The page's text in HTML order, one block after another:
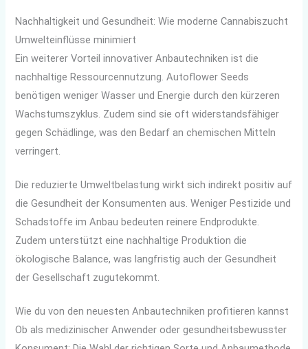
Nachhaltigkeit und Gesundheit: Wie moderne Cannabiszucht
Umwelteinflüsse minimiert
Ein weiterer Vorteil innovativer Anbautechniken ist die
nachhaltige Ressourcennutzung. Autoflower Seeds
benötigen weniger Wasser und Energie durch den kürzeren
Wachstumszyklus. Zudem sind sie oft widerstandsfähiger
gegen Schädlinge, was den Bedarf an chemischen Mitteln
verringert.
Die reduzierte Umweltbelastung wirkt sich indirekt positiv auf
die Gesundheit der Konsumenten aus. Weniger Pestizide und
Schadstoffe im Anbau bedeuten reinere Endprodukte.
Zudem unterstützt eine nachhaltige Produktion die
ökologische Balance, was langfristig auch der Gesundheit
der Gesellschaft zugutekommt.
Wie du von den neuesten Anbautechniken profitieren kannst
Ob als medizinischer Anwender oder gesundheitsbewusster